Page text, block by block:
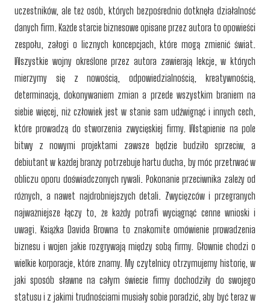
uczestników, ale też osób, których bezpośrednio dotknęła działalność
danych firm. Każde starcie biznesowe opisane przez autora to opowieści
zespołu, załogi o licznych koncepcjach, które mogą zmienić świat.
Wszystkie wojny określone przez autora zawierają lekcje, w których
mierzymy się z nowością, odpowiedzialnością, kreatywnością,
determinacją, dokonywaniem zmian a przede wszystkim braniem na
siebie więcej, niż człowiek jest w stanie sam udźwignąć i innych cech,
które prowadzą do stworzenia zwycięskiej firmy. Wstąpienie na pole
bitwy z nowymi projektami zawsze będzie budziło sprzeciw, a
debiutant w każdej branży potrzebuje hartu ducha, by móc przetrwać w
obliczu oporu doświadczonych rywali. Pokonanie przeciwnika zależy od
różnych, a nawet najdrobniejszych detali. Zwycięzców i przegranych
najważniejsze łączy to, że każdy potrafi wyciągnąć cenne wnioski i
uwagi. Książka Davida Browna to znakomite omówienie prowadzenia
biznesu i wojen jakie rozgrywają między sobą firmy. Głownie chodzi o
wielkie korporacje, które znamy. My czytelnicy otrzymujemy historię, w
jaki sposób sławne na całym świecie firmy dochodziły do swojego
statusu i z jakimi trudnościami musiały sobie poradzić, aby być teraz w